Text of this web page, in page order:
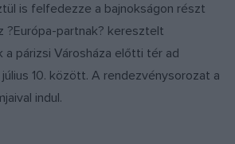
is felfedezze a bajnokságon részt
?Európa-partnak? keresztelt
a párizsi Városháza előtti tér ad
10. között. A rendezvénysorozat a
indul.